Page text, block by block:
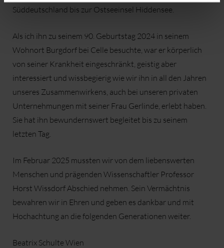
Süddeutschland bis zur Ostseeinsel Hiddensee.
Als ich ihn zu seinem 90. Geburtstag 2024 in seinem
Wohnort Burgdorf bei Celle besuchte, war er körperlich
von seiner Krankheit eingeschränkt, geistig aber
interessiert und wissbegierig wie wir ihn in all den Jahren
unseres Zusammenwirkens, auch bei unseren privaten
Unternehmungen mit seiner Frau Gerlinde, erlebt haben.
Sie hat ihn bewundernswert begleitet bis zu seinem
letzten Tag.
Im Februar 2025 mussten wir von dem liebenswerten
Menschen und prägenden Wissenschaftler Professor
Horst Wissdorf Abschied nehmen. Sein Vermächtnis
bewahren wir in Ehren und geben es dankbar und mit
Hochachtung an die folgenden Generationen weiter.
Beatrix Schulte Wien